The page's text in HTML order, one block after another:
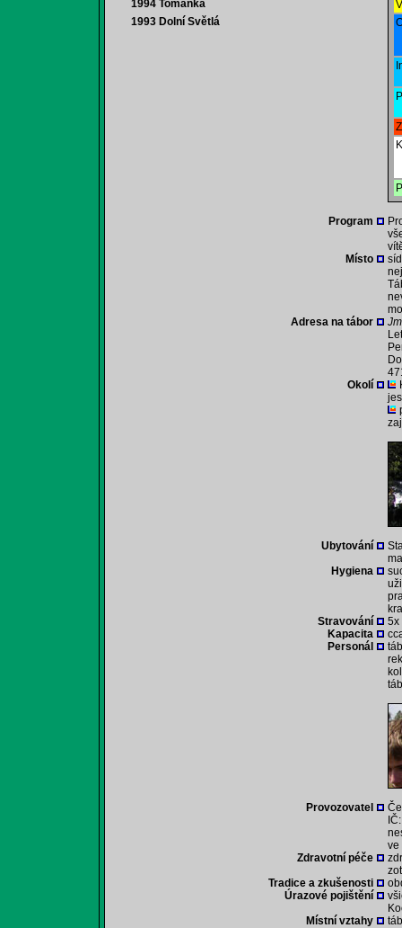
1994 Tomanka
1993 Dolní Světlá
Program
Místo
Adresa na tábor
Okolí
Ubytování
Hygiena
Stravování
5x
Kapacita
Personál
Provozovatel
ve
Zdravotní péče
Tradice a zkušenosti
Úrazové pojištění
Místní vztahy